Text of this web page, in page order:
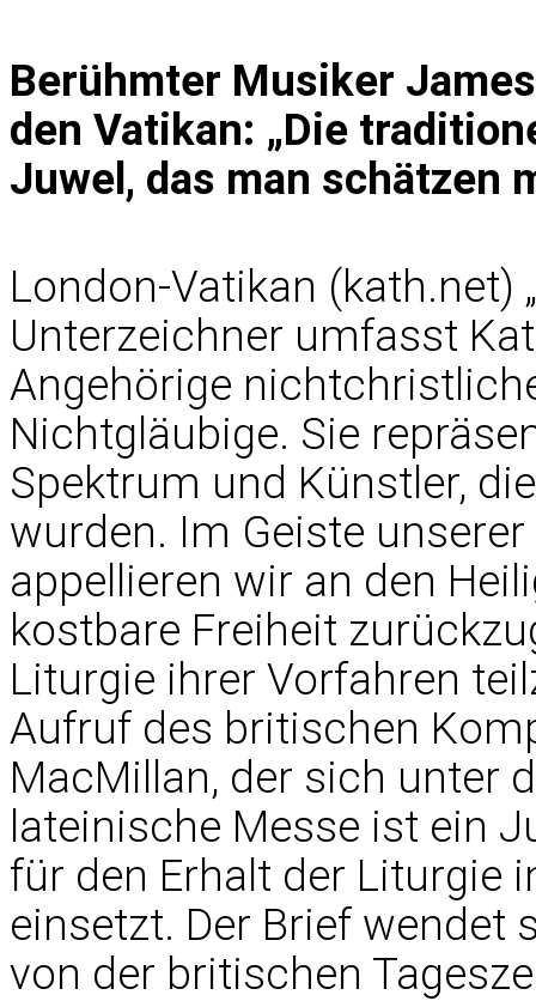
Berühmter Musiker
den Vatikan: „Die
Juwel, das man schätzen
London-Vatikan (kath.net)
Unterzeichner umfasst
Angehörige
Nichtgläubige. Sie
Spektrum und Künstler,
wurden. Im Geiste
appellieren wir an den
kostbare Freiheit
Liturgie ihrer Vorfahren
Aufruf des britischen
MacMillan, der sich unter
lateinische Messe ist ein
für den Erhalt der Liturgie
einsetzt. Der Brief wendet
von der britischen